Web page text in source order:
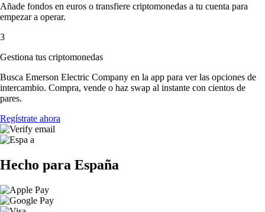
Añade fondos en euros o transfiere criptomonedas a tu cuenta para
empezar a operar.
3
Gestiona tus criptomonedas
Busca Emerson Electric Company en la app para ver las opciones de
intercambio. Compra, vende o haz swap al instante con cientos de
pares.
Regístrate ahora
Hecho para España